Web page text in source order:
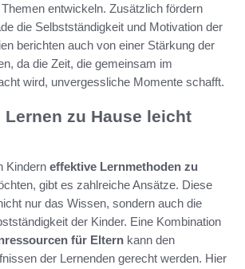
entwickeln. Zusätzlich fördern
die Selbstständigkeit und Motivation der
berichten auch von einer Stärkung der
da die Zeit, die gemeinsam im
wird, unvergessliche Momente schafft.
zu Hause leicht
Kindern effektive Lernmethoden zu
gibt es zahlreiche Ansätze. Diese
nur das Wissen, sondern auch die
der Kinder. Eine Kombination
für Eltern kann den
der Lernenden gerecht werden. Hier